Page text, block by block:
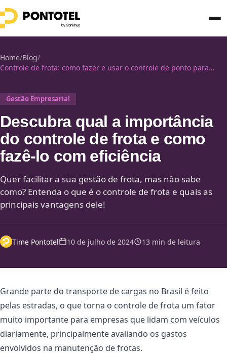
Home/Blog/
Controle de frota: como fazer e usar o controle de ponto para
Gestão Empresarial
Descubra qual a importância
do controle de frota e como
fazê-lo com eficiência
Quer facilitar a sua gestão de frota, mas não sabe
como? Entenda o que é o controle de frota e quais as
principais vantagens dele!
Time Pontotel 10 de julho de 2024 13 min de leitura
Grande parte do transporte de cargas no Brasil é feito
pelas estradas, o que torna o controle de frota um fator
muito importante para empresas que lidam com veículos
diariamente, principalmente avaliando os gastos
envolvidos na manutenção de frotas.